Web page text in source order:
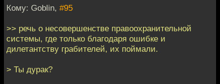
Кому: Goblin, #95
>> речь о несовершенстве правоохранительной
системы, где только благодаря ошибке и
дилетантству грабителей, их поймали.
> Ты дурак?